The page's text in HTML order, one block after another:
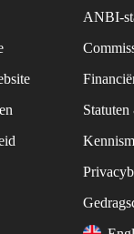
ANBI-